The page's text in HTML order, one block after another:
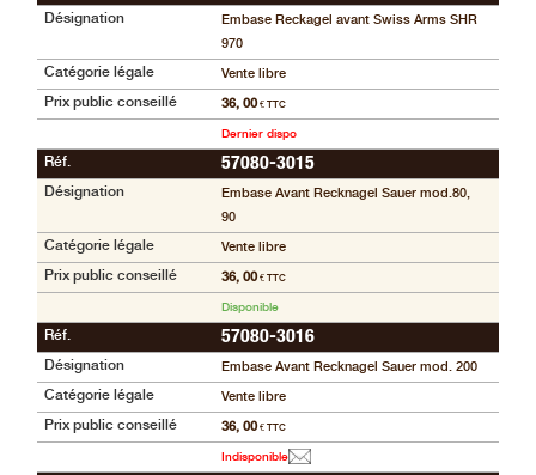
Désignation
Embase Reckagel avant Swiss Arms SHR
970
Catégorie légale Vente libre
Prix public conseillé 36, 00€ TTC
Dernier dispo
Réf.
57080-3015
Désignation
Embase Avant Recknagel Sauer mod.80,
90
Catégorie légale Vente libre
Prix public conseillé 36, 00€ TTC
Disponible
Réf.
57080-3016
Désignation
Embase Avant Recknagel Sauer mod. 200
Catégorie légale Vente libre
Prix public conseillé 36, 00€ TTC
Indisponible